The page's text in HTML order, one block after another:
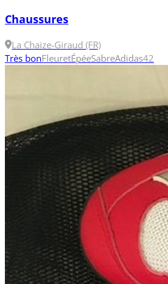
Chaussures
La Chaize-Giraud (FR)
Très bonFleuretÉpéeSabreAdidas42